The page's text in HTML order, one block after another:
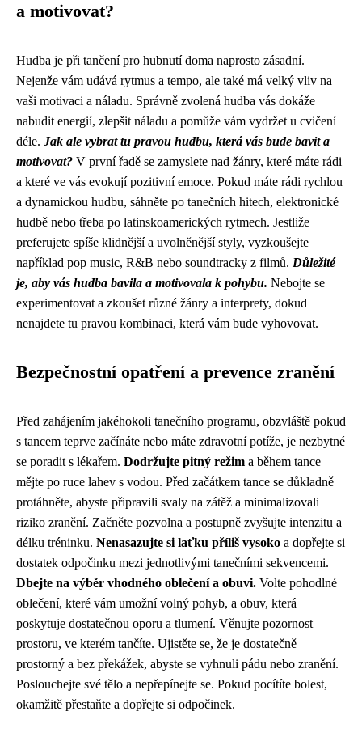
a motivovat?
Hudba je při tančení pro hubnutí doma naprosto zásadní.
Nejenže vám udává rytmus a tempo, ale také má velký vliv na
vaši motivaci a náladu. Správně zvolená hudba vás dokáže
nabudit energií, zlepšit náladu a pomůže vám vydržet u cvičení
déle. Jak ale vybrat tu pravou hudbu, která vás bude bavit a
motivovat? V první řadě se zamyslete nad žánry, které máte rádi
a které ve vás evokují pozitivní emoce. Pokud máte rádi rychlou
a dynamickou hudbu, sáhněte po tanečních hitech, elektronické
hudbě nebo třeba po latinskoamerických rytmech. Jestliže
preferujete spíše klidnější a uvolněnější styly, vyzkoušejte
například pop music, R&B nebo soundtracky z filmů. Důležité
je, aby vás hudba bavila a motivovala k pohybu. Nebojte se
experimentovat a zkoušet různé žánry a interprety, dokud
nenajdete tu pravou kombinaci, která vám bude vyhovovat.
Bezpečnostní opatření a prevence zranění
Před zahájením jakéhokoli tanečního programu, obzvláště pokud
s tancem teprve začínáte nebo máte zdravotní potíže, je nezbytné
se poradit s lékařem. Dodržujte pitný režim a během tance
mějte po ruce lahev s vodou. Před začátkem tance se důkladně
protáhněte, abyste připravili svaly na zátěž a minimalizovali
riziko zranění. Začněte pozvolna a postupně zvyšujte intenzitu a
délku tréninku. Nenasazujte si laťku příliš vysoko a dopřejte si
dostatek odpočinku mezi jednotlivými tanečními sekvencemi.
Dbejte na výběr vhodného oblečení a obuvi. Volte pohodlné
oblečení, které vám umožní volný pohyb, a obuv, která
poskytuje dostatečnou oporu a tlumení. Věnujte pozornost
prostoru, ve kterém tančíte. Ujistěte se, že je dostatečně
prostorný a bez překážek, abyste se vyhnuli pádu nebo zranění.
Poslouchejte své tělo a nepřepínejte se. Pokud pocítíte bolest,
okamžitě přestaňte a dopřejte si odpočinek.